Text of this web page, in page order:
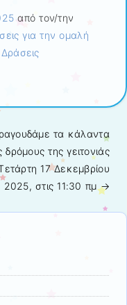
από τον/την
για την ομαλή
τα κάλαντα
δρόμους της γειτονιάς
17 Δεκεμβρίου
2025, στις 11:30 πμ→